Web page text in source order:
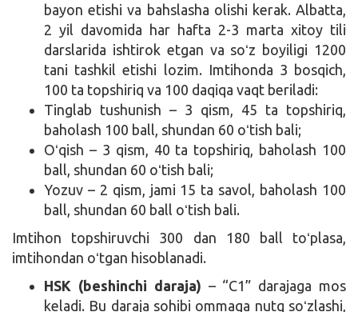
bayon etishi va bahslasha olishi kerak. Albatta,
2 yil davomida har hafta 2-3 marta xitoy tili
darslarida ishtirok etgan va soʻz boyiligi 1200
tani tashkil etishi lozim. Imtihonda 3 bosqich,
100 ta topshiriq va 100 daqiqa vaqt beriladi:
Tinglab tushunish – 3 qism, 45 ta topshiriq,
baholash 100 ball, shundan 60 oʻtish bali;
Oʻqish – 3 qism, 40 ta topshiriq, baholash 100
ball, shundan 60 oʻtish bali;
Yozuv – 2 qism, jami 15 ta savol, baholash 100
ball, shundan 60 ball oʻtish bali.
Imtihon topshiruvchi 300 dan 180 ball toʻplasa,
imtihondan oʻtgan hisoblanadi.
HSK (beshinchi daraja) – “C1” darajaga mos
keladi. Bu daraja sohibi ommaga nutq soʻzlashi,